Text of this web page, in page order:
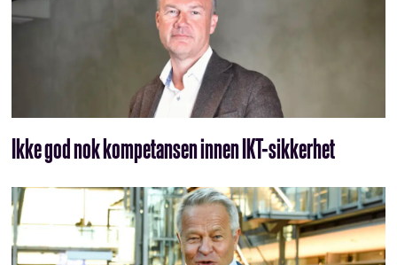
Ikke god nok kompetansen innen IKT-sikkerhet